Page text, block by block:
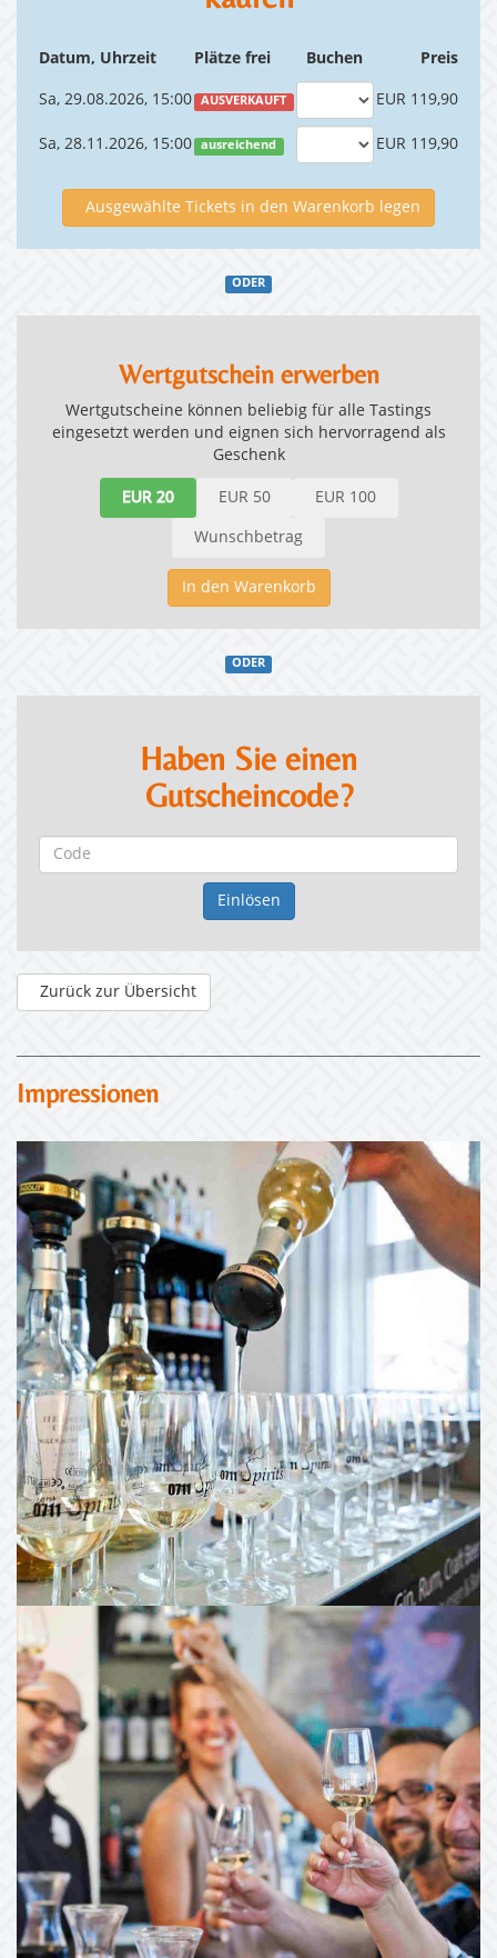
Datum, Uhrzeit Plätze frei Buchen Preis
Sa, 29.08.2026, 15:00 AUSVERKAUFT EUR 119,90
Sa, 28.11.2026, 15:00 ausreichend EUR 119,90
Ausgewählte Tickets in den Warenkorb legen
ODER
Wertgutschein erwerben
Wertgutscheine können beliebig für alle Tastings
eingesetzt werden und eignen sich hervorragend als
Geschenk
EUR 20 EUR 50 EUR 100
Wunschbetrag
In den Warenkorb
ODER
Haben Sie einen
Gutscheincode?
Zurück zur Übersicht
Impressionen